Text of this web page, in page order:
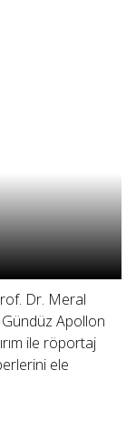
Dr. Meral
Gündüz Apollon
ile röportaj
ele